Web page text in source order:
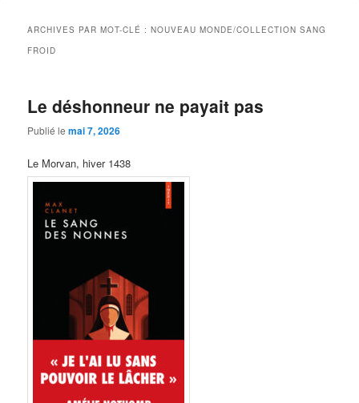
contenu
contenu
ARCHIVES PAR MOT-CLÉ :NOUVEAU MONDE/COLLECTION SANG
FROID
Le déshonneur ne payait pas
Publié lemai 7, 2026
Le Morvan, hiver 1438